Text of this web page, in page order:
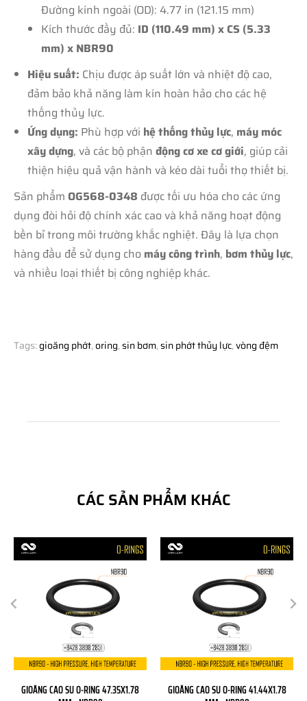
Đường kính ngoài (OD): 4.77 in (121.15 mm)
Kích thước đầy đủ: ID (110.49 mm) x CS (5.33
mm) x NBR90
Hiệu suất: Chịu được áp suất lớn và nhiệt độ cao,
đảm bảo khả năng làm kín hoàn hảo cho các hệ
thống thủy lực.
Ứng dụng: Phù hợp với hệ thống thủy lực, máy móc
xây dựng, và các bộ phận động cơ xe cơ giới, giúp cải
thiện hiệu quả vận hành và kéo dài tuổi thọ thiết bị.
Sản phẩm OG568-0348 được tối ưu hóa cho các ứng
dụng đòi hỏi độ chính xác cao và khả năng hoạt động
bền bỉ trong môi trường khắc nghiệt. Đây là lựa chọn
hàng đầu để sử dụng cho máy công trình, bơm thủy lực,
và nhiều loại thiết bị công nghiệp khác.
Tags: gioăng phớt, oring,sin bơm,sin phớt thủy lực,vòng đệm
CÁC SẢN PHẨM KHÁC
GIOĂNG CAO SU O-RING 47.35X1.78
GIOĂNG CAO SU O-RING 41.44X1.78